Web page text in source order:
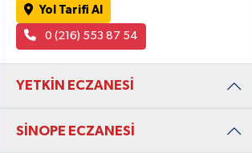
Yol Tarifi Al
0 (216) 553 87 54
YETKİN ECZANESİ
SİNOPE ECZANESİ